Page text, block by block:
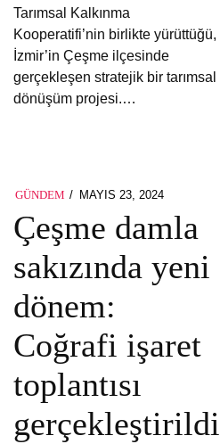
Tarımsal Kalkınma
Kooperatifi’nin birlikte yürüttüğü,
İzmir’in Çeşme ilçesinde
gerçekleşen stratejik bir tarımsal
dönüşüm projesi.…
GÜNDEM
POSTED
MAYIS 23, 2024
Çeşme damla
sakızında yeni
dönem:
Coğrafi işaret
toplantısı
gerçekleştirildi